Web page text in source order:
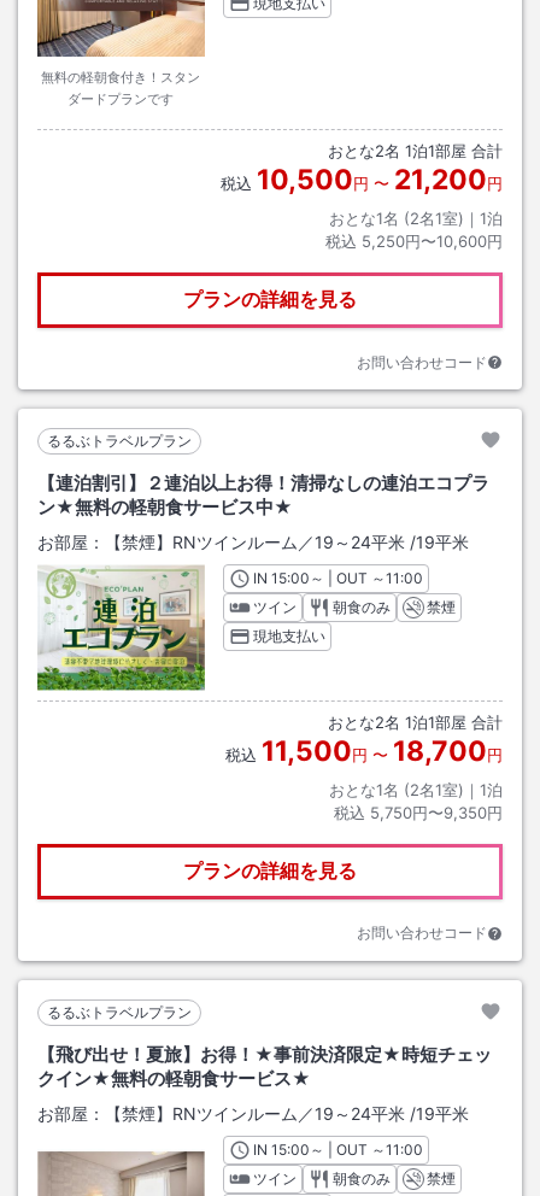
無料の軽朝食付き！スタン
ダードプランです
おとな2名 1泊1部屋 合計
税込 10,500円 〜 21,200円
おとな1名 (2名1室)｜ 1泊
税込 5,250円〜10,600円
プランの詳細を見る
お問い合わせコード
るるぶトラベルプラン
【連泊割引】２連泊以上お得！清掃なしの連泊エコプラ
ン★無料の軽朝食サービス中★
お部屋： 【禁煙】RNツインルーム／19～24平米 /19平米
INチェックイン
15:00 ～ | OUT チェックアウト
～11:00
ツイン
朝食のみ
禁煙
現地支払い
おとな2名 1泊1部屋 合計
税込 11,500円 〜 18,700円
おとな1名 (2名1室)｜ 1泊
税込 5,750円〜9,350円
プランの詳細を見る
お問い合わせコード
るるぶトラベルプラン
【飛び出せ！夏旅】お得！★事前決済限定★時短チェッ
クイン★無料の軽朝食サービス★
お部屋： 【禁煙】RNツインルーム／19～24平米 /19平米
INチェックイン
15:00 ～ | OUT チェックアウト
～11:00
ツイン
朝食のみ
禁煙